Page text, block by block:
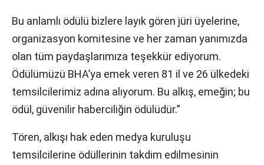
Bu anlamlı ödülü bizlere layık gören jüri üyelerine,
organizasyon komitesine ve her zaman yanımızda
olan tüm paydaşlarımıza teşekkür ediyorum.
Ödülümüzü BHA’ya emek veren 81 il ve 26 ülkedeki
temsilcilerimiz adına alıyorum. Bu alkış, emeğin; bu
ödül, güvenilir haberciliğin ödülüdür.”
Tören, alkışı hak eden medya kuruluşu
temsilcilerine ödüllerinin takdim edilmesinin